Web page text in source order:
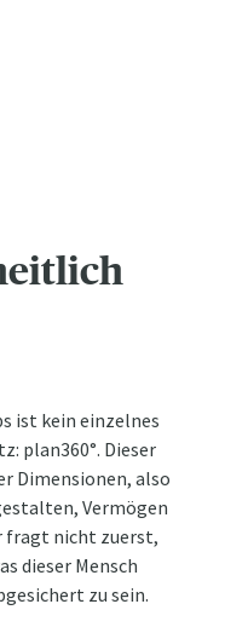
ist kein einzelnes
plan360°. Dieser
Dimensionen, also
Vermögen
fragt nicht zuerst,
dieser Mensch
zu sein.